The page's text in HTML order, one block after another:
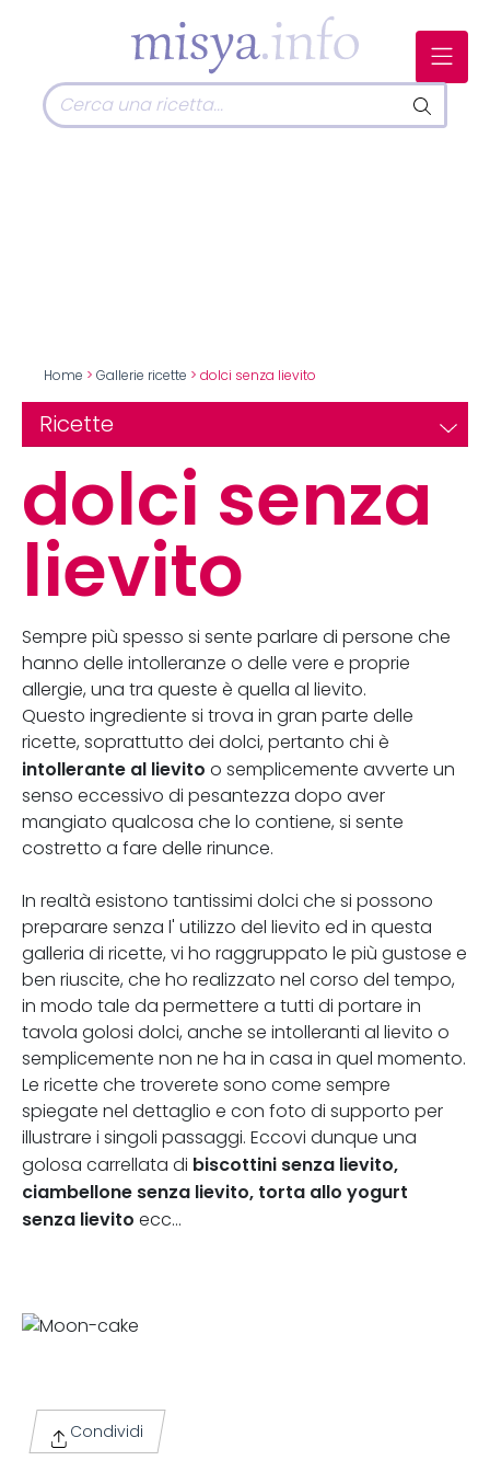
Home > Gallerie ricette > dolci senza lievito
Ricette
dolci senza
lievito
Sempre più spesso si sente parlare di persone che
hanno delle intolleranze o delle vere e proprie
allergie, una tra queste è quella al lievito.
Questo ingrediente si trova in gran parte delle
ricette, soprattutto dei dolci, pertanto chi è
intollerante al lievito o semplicemente avverte un
senso eccessivo di pesantezza dopo aver
mangiato qualcosa che lo contiene, si sente
costretto a fare delle rinunce.
In realtà esistono tantissimi dolci che si possono
preparare senza l' utilizzo del lievito ed in questa
galleria di ricette, vi ho raggruppato le più gustose e
ben riuscite, che ho realizzato nel corso del tempo,
in modo tale da permettere a tutti di portare in
tavola golosi dolci, anche se intolleranti al lievito o
semplicemente non ne ha in casa in quel momento.
Le ricette che troverete sono come sempre
spiegate nel dettaglio e con foto di supporto per
illustrare i singoli passaggi. Eccovi dunque una
golosa carrellata di biscottini senza lievito,
ciambellone senza lievito, torta allo yogurt
senza lievito ecc...
Condividi